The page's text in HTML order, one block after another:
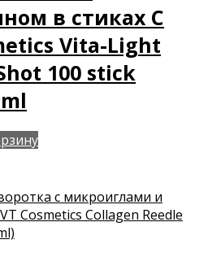
в стиках C
Vita-Light
100 stick